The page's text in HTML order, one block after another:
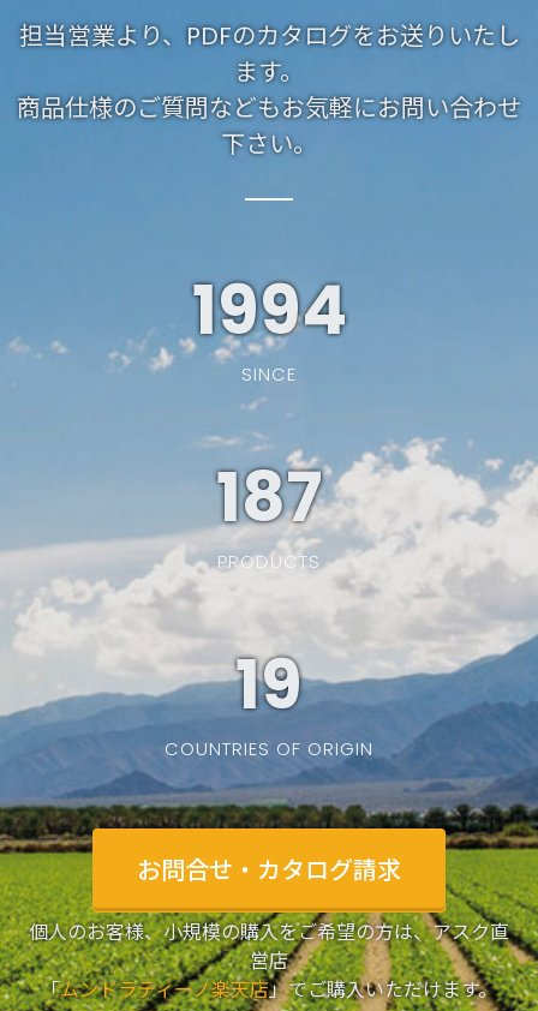
担当営業より、PDFのカタログをお送りいたし
ます。
商品仕様のご質問などもお気軽にお問い合わせ
下さい。
1994
SINCE
187
PRODUCTS
19
COUNTRIES OF ORIGIN
お問合せ・カタログ請求
個人のお客様、小規模の購入をご希望の方は、アスク直
営店
「ムンドラティーノ楽天店」でご購入いただけます。